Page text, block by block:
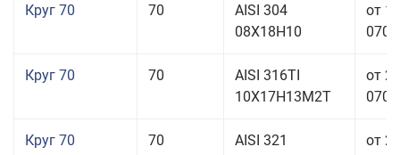
Круг 70 70
AISI 304
08Х18Н10
от
Круг 70 70
AISI 316TI
10Х17Н13М2Т
от
Круг 70 70
AISI 321
от